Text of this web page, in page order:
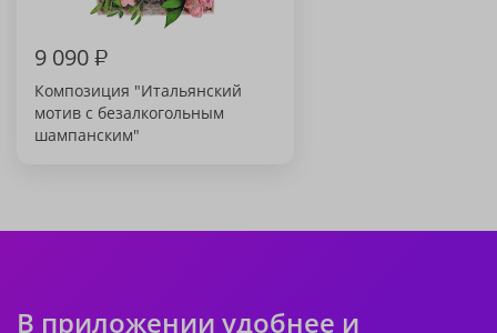
9 090₽
Композиция "Итальянский
мотив с безалкогольным
шампанским"
В приложении удобнее и